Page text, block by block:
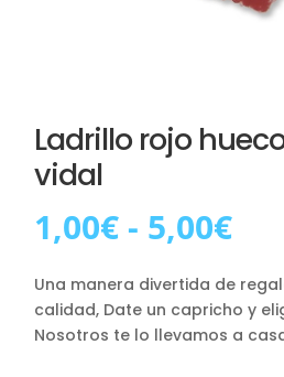
Ladrillo rojo
vidal
1,00€ - 5,00€
Una manera divertida de
calidad, Date un capricho y
Nosotros te lo llevamos a